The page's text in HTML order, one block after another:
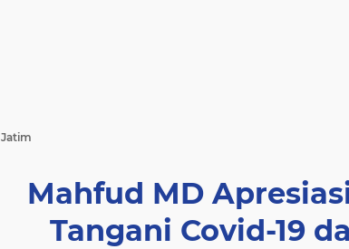
Jatim
Mahfud MD
Tangani Covid-19